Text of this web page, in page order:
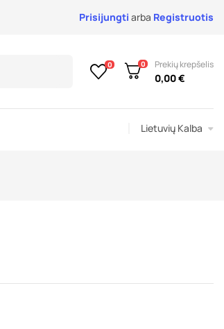
Prisijungti arba Registruotis
0 0 Prekių krepšelis
0,00 €
Lietuvių Kalba